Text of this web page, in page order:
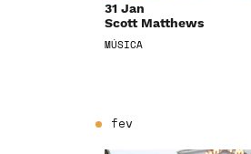
31 Jan
Scott Matthews
MÚSICA
fev